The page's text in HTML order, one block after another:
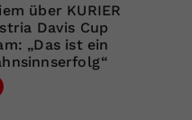
über KURIER
Davis Cup
„Das ist ein